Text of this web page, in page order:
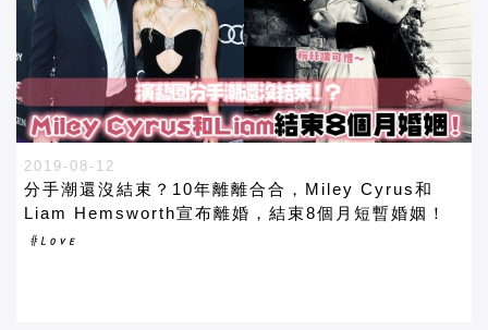
2019-08-12
分手潮還沒結束？10年離離合合，Miley Cyrus和
Liam Hemsworth宣布離婚，結束8個月短暫婚姻！